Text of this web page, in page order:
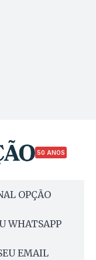
50 ANOS
OPÇÃO
WHATSAPP
EMAIL